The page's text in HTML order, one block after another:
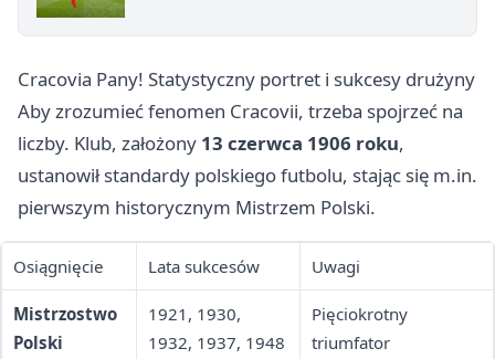
Cracovia Pany! Statystyczny portret i sukcesy drużyny
Aby zrozumieć fenomen Cracovii, trzeba spojrzeć na
liczby. Klub, założony 13 czerwca 1906 roku,
ustanowił standardy polskiego futbolu, stając się m.in.
pierwszym historycznym Mistrzem Polski.
Osiągnięcie Lata sukcesów Uwagi
Mistrzostwo
Polski
1921, 1930,
1932, 1937, 1948
Pięciokrotny
triumfator